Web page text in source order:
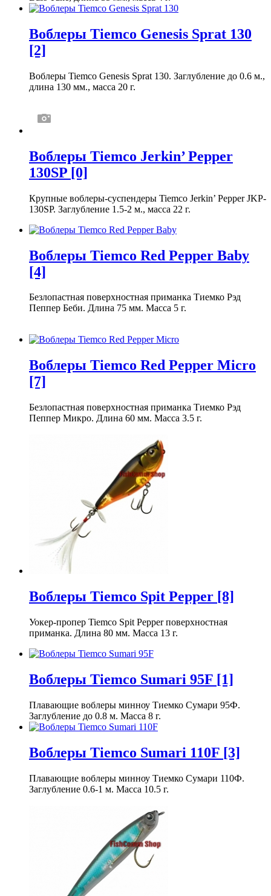
Воблеры Tiemco Genesis Sprat 130
[2]
Воблеры Tiemco Genesis Sprat 130. Заглубление до 0.6 м.,
длина 130 мм., масса 20 г.
Воблеры Tiemco Jerkin’ Pepper
130SP [0]
Крупные воблеры-суспендеры Tiemco Jerkin’ Pepper JKP-
130SP. Заглубление 1.5-2 м., масса 22 г.
Воблеры Tiemco Red Pepper Baby
[4]
Безлопастная поверхностная приманка Тиемко Рэд
Пеппер Беби. Длина 75 мм. Масса 5 г.
Воблеры Tiemco Red Pepper Micro
[7]
Безлопастная поверхностная приманка Тиемко Рэд
Пеппер Микро. Длина 60 мм. Масса 3.5 г.
Воблеры Tiemco Spit Pepper [8]
Уокер-пропер Tiemco Spit Pepper поверхностная
приманка. Длина 80 мм. Масса 13 г.
Воблеры Tiemco Sumari 95F [1]
Плавающие воблеры минноу Тиемко Сумари 95Ф.
Заглубление до 0.8 м. Масса 8 г.
Воблеры Tiemco Sumari 110F [3]
Плавающие воблеры минноу Тиемко Сумари 110Ф.
Заглубление 0.6-1 м. Масса 10.5 г.